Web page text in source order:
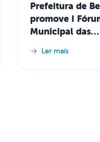
Prefeitura de
promove I
Municipal das
construção de
Ler mais